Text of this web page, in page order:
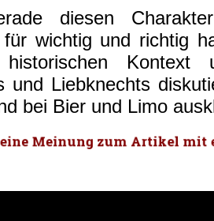
diesen
für wichtig und richtig
Kontext
und Liebknechts
bei Bier und Limo